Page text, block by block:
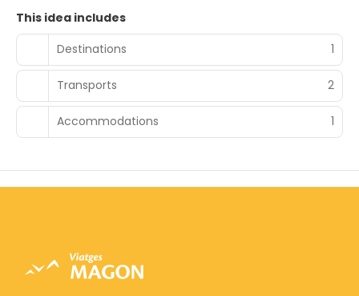
This idea includes
Destinations
1
Transports 2
Accommodations 1